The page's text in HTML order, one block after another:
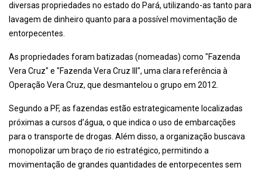
diversas propriedades no estado do Pará, utilizando-as tanto para
lavagem de dinheiro quanto para a possível movimentação de
entorpecentes.
As propriedades foram batizadas (nomeadas) como "Fazenda
Vera Cruz" e "Fazenda Vera Cruz III", uma clara referência à
Operação Vera Cruz, que desmantelou o grupo em 2012.
Segundo a PF, as fazendas estão estrategicamente localizadas
próximas a cursos d’água, o que indica o uso de embarcações
para o transporte de drogas. Além disso, a organização buscava
monopolizar um braço de rio estratégico, permitindo a
movimentação de grandes quantidades de entorpecentes sem